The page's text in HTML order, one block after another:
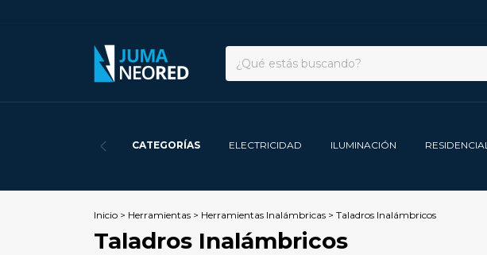
CATEGORÍAS ELECTRICIDAD ILUMINACIÓN RESIDENCIAL
Inicio > Herramientas > Herramientas Inalámbricas > Taladros Inalámbricos
Taladros Inalámbricos